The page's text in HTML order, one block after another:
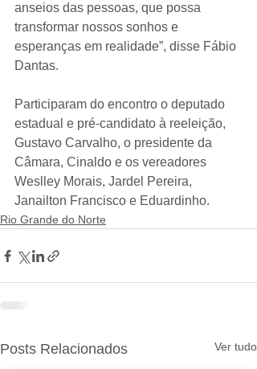
anseios das pessoas, que possa
transformar nossos sonhos e
esperanças em realidade”, disse Fábio
Dantas.
Participaram do encontro o deputado
estadual e pré-candidato à reeleição,
Gustavo Carvalho, o presidente da
Câmara, Cinaldo e os vereadores
Weslley Morais, Jardel Pereira,
Janailton Francisco e Eduardinho.
Rio Grande do Norte
Posts Relacionados Ver tudo